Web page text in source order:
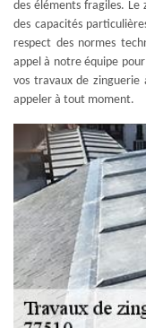
des éléments fragiles.
des capacités
respect des normes
appel à notre équipe
vos travaux de zinguerie
appeler à tout moment.